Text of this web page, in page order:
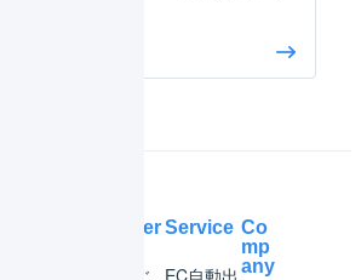
Help Center Service Co
mp
any